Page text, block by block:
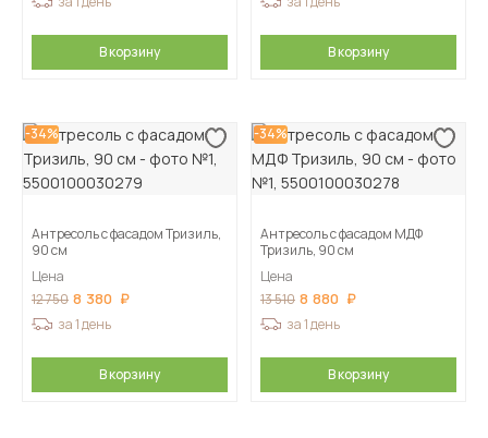
В корзину В корзину
-34%
Антресоль с фасадом Тризиль,
90 см
Цена
12 750 8 380
за 1 день
В корзину
-34%
Антресоль с фасадом МДФ
Тризиль, 90 см
Цена
13 510 8 880
за 1 день
В корзину